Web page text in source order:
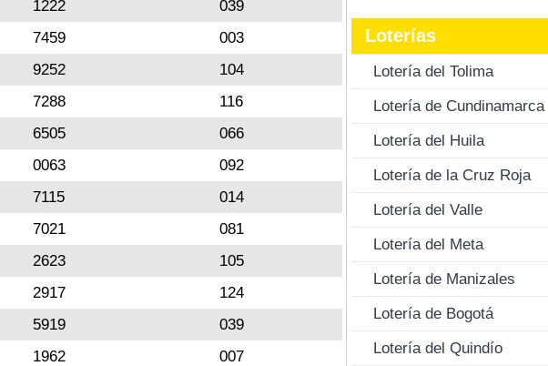
1222
039
7459
003
9252
104
7288
116
6505
066
0063
092
7115
014
7021
081
2623
105
2917
124
5919
039
1962
007
Loterías
Lotería del Tolima
Lotería de Cundinamarca
Lotería del Huila
Lotería de la Cruz Roja
Lotería del Valle
Lotería del Meta
Lotería de Manizales
Lotería de Bogotá
Lotería del Quindío